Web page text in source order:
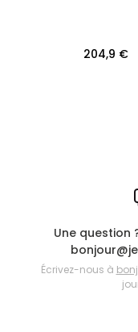
204,9 €
Une question
Écrivez-nous à